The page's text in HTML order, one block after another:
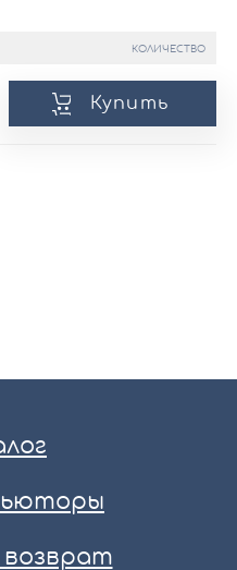
КОЛИЧЕСТВО
Купить